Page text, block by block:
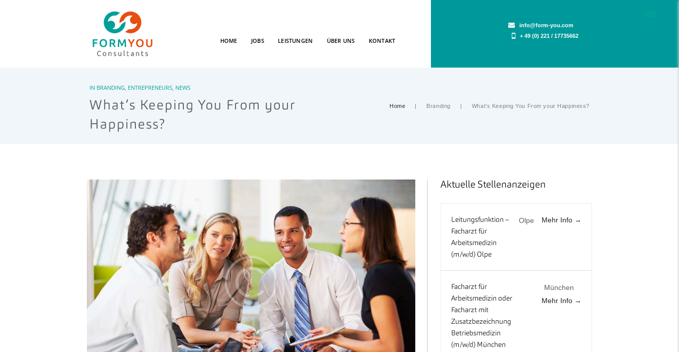
info@form-you.com
+ 49 (0) 221 / 17735662
HOME JOBS LEISTUNGEN ÜBER UNS KONTAKT
IN BRANDING ENTREPRENEURS NEWS
What’s Keeping You From your
Happiness?
Home Branding What’s Keeping You From your Happiness?
Aktuelle Stellenanzeigen
Leitungsfunktion –
Facharzt für
Arbeitsmedizin
(m/w/d) Olpe
Olpe Mehr Info
Facharzt für
Arbeitsmedizin oder
Facharzt mit
Zusatzbezeichnung
Betriebsmedizin
(m/w/d) München
München
Mehr Info